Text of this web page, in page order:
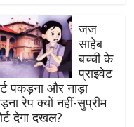
जज
साहेब
बच्ची के
प्राइवेट
पकड़ना और नाड़ा
रेप क्यों नहीं-सुप्रीम
देगा दखल?